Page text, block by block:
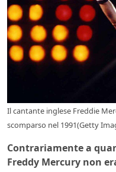
Il cantante inglese Freddie
scomparso nel 1991(Getty
Contrariamente a
Freddy Mercury non